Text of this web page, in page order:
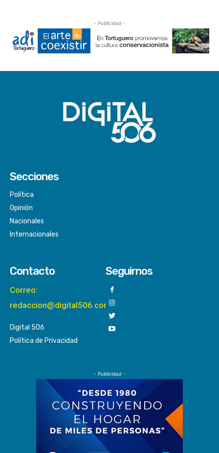
- Publicidad -
Secciones
Política
Opinión
Nacionales
Internacionales
Contacto
Correo:
redaccion@digital506.com
Digital 506
Política de Privacidad
Seguirnos
- Publicidad -